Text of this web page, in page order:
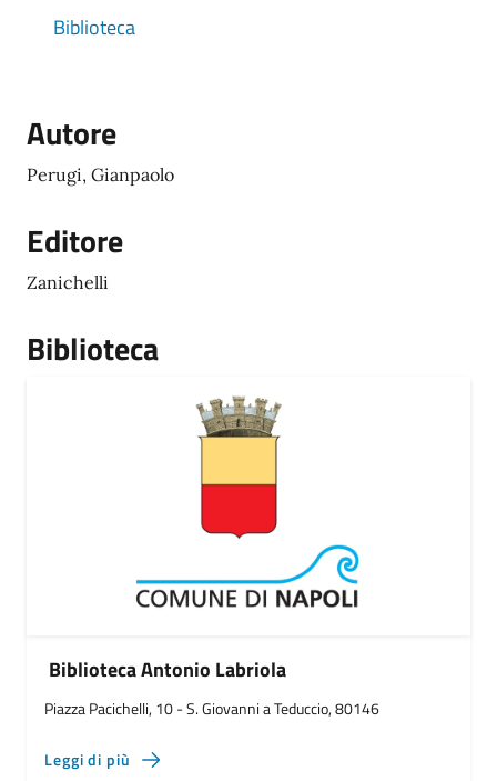
Biblioteca
Autore
Perugi, Gianpaolo
Editore
Zanichelli
Biblioteca
Biblioteca Antonio Labriola
Piazza Pacichelli, 10 - S. Giovanni a Teduccio, 80146
Leggi di più